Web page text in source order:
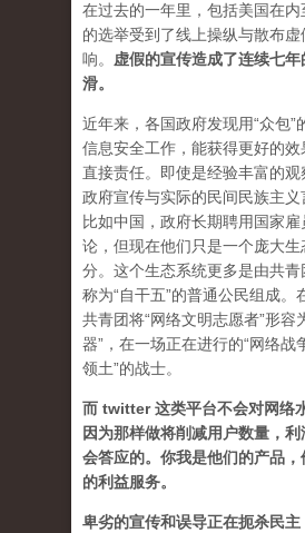
在过去的一年里，包括美国在
的选举受到了线上操纵与散布
响。 虚假的宣传造成了连续七
滑。
近年来，各国政府发现用“众包”
信息安全工作，能获得更好的
直接责任。即使是经验丰富的
政府宣传与实际的民间民族主义
比如中国，政府长期聘用国家
论，但现在他们只是一个庞大生
分。这个生态系统更多是由共青
称为“自干五”的普通公民组成。
共青团将“网络文明志愿者”形容
器”，在一场正在进行的“网络战
领土”的战士。
而 twitter 这类平台不会对网络
因为那样做将削减用户数量，
会答应的。你我是他们的产品
的利益服务。
卑劣的宣传和误导正在扼杀民主